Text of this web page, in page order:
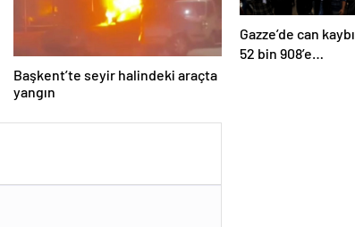
Başkent’te seyir halindeki araçta
yangın
Gazze’de can kaybı
52 bin 908’e